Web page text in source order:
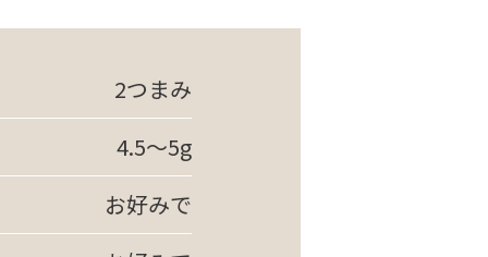
2つまみ
4.5～5g
お好みで